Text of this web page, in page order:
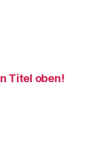
Titel oben!